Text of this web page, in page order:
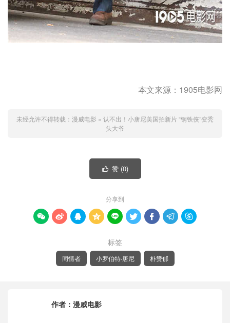
本文来源：1905电影网
未经允许不得转载： 漫威电影 » 认不出！小唐尼美国拍新片 “钢铁侠”变秃
头大爷
 赞 (0)
分享到
        
标签
同情者 小罗伯特·唐尼 朴赞郁
作者： 漫威电影